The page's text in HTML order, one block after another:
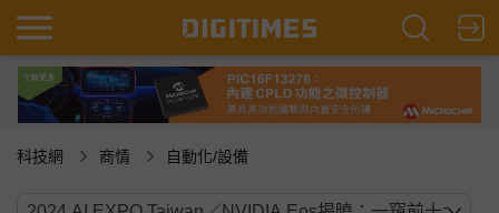
科技網 商情 自動化/設備